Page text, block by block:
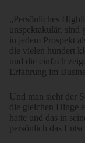
„Persönliches
unspektakulär, sind
in jedem Prospekt
die vielen hundert
und die einfach
Erfahrung im
Und man sieht der
die gleichen Dinge
hatte und das in
persönlich das